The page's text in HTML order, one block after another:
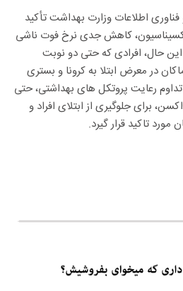
اطلاعات وزارت بهداشت تأکید
کاهش جدی نرخ فوت ناشی
این حال، افرادی که حتی دو نوبت
در معرض ابتلا به کرونا و بستری
رعایت پروتکل های بهداشتی، حتی
برای جلوگیری از ابتلای افراد و
تاکید قرار گیرد.